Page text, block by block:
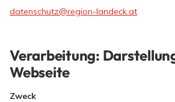
datenschutz@region-landeck.at
Verarbeitung:
Webseite
Zweck